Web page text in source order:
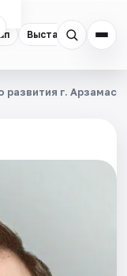
Выставки
развития г. Арзамаса